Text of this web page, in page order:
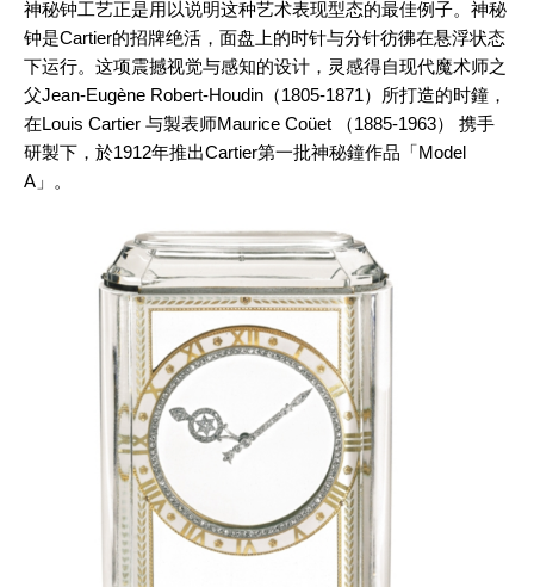
神秘钟工艺正是用以说明这种艺术表现型态的最佳例子。神秘
钟是Cartier的招牌绝活，面盘上的时针与分针彷彿在悬浮状态
下运行。这项震撼视觉与感知的设计，灵感得自现代魔术师之
父Jean-Eugène Robert-Houdin（1805-1871）所打造的时鐘，
在Louis Cartier 与製表师Maurice Coüet （1885-1963） 携手
研製下，於1912年推出Cartier第一批神秘鐘作品「Model
A」。